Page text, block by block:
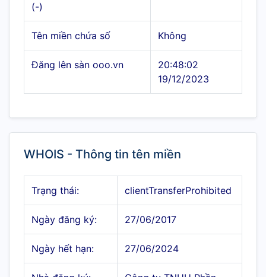
(-)
Tên miền chứa số Không
Đăng lên sàn ooo.vn
20:48:02
19/12/2023
WHOIS - Thông tin tên miền
Trạng thái: clientTransferProhibited
Ngày đăng ký: 27/06/2017
Ngày hết hạn: 27/06/2024